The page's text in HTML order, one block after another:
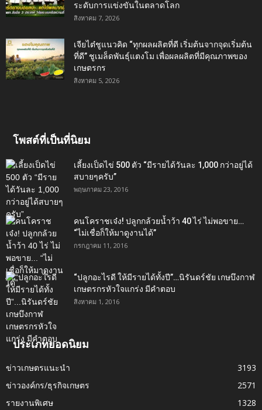
ระดับการแข่งขันในตลาดโลก
สิงหาคม 7, 2026
เจียไต๋ชูแนวคิด “ทุกผลผลิตที่ดี เริ่มต้นจากจุดเริ่มต้น
ที่ดี” ชูเมล็ดพันธุ์แตงโม เพื่อผลผลิตที่มีคุณภาพของ
เกษตรกร
สิงหาคม 5, 2026
โพสต์ที่เป็นที่นิยม
เลี้ยงเป็ดไข่ 500 ตัว “มีรายได้วันละ 1,000 กว่าอยู่ได้
สบายๆครับ”
พฤษภาคม 23, 2016
คนโคราชเจ๋ง! ปลูกกล้วยน้ำว้า 40 ไร่ ไม่พอขาย…
“ไม่เชื่อก็ให้มาดูงานได้”‬
กรกฎาคม 11, 2016
“ปลูกอะไรดี ให้มีรายได้ทั้งปี”…นิรันดร์ชัย เกษบึงกาฬ
เกษตรกรหัวใจแกร่ง มีคำตอบ
สิงหาคม 1, 2016
ประเภทยอดนิยม
ข่าวเกษตรแนะนำ
3193
ข่าวองค์กร/ธุรกิจเกษตร
2571
รายงานพิเศษ
1328